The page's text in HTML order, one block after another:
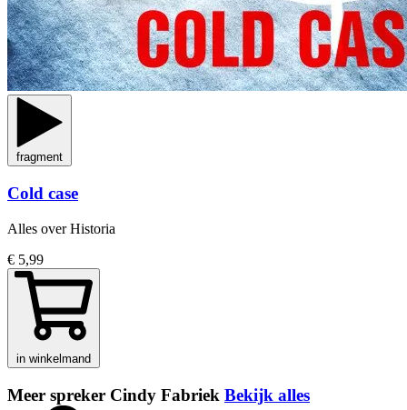
fragment
Cold case
Alles over Historia
€ 5,99
in winkelmand
Meer spreker Cindy Fabriek Bekijk alles